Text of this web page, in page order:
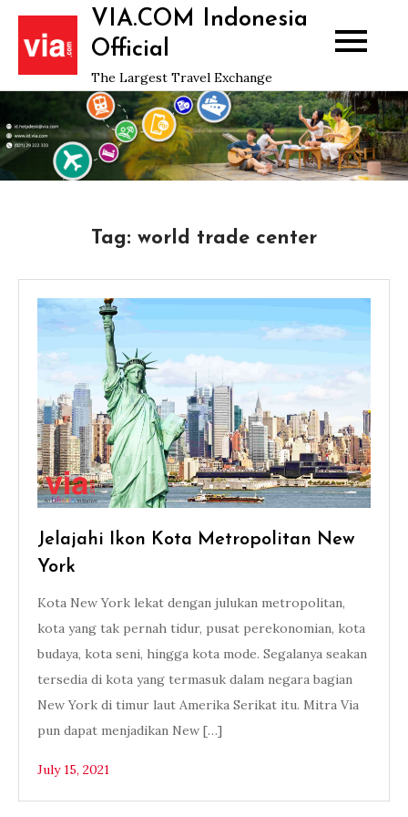
Skip
content
VIA.COM Indonesia
Official
The Largest Travel Exchange
Tag: world trade center
Jelajahi Ikon Kota Metropolitan New
York
Kota New York lekat dengan julukan metropolitan,
kota yang tak pernah tidur, pusat perekonomian, kota
budaya, kota seni, hingga kota mode. Segalanya seakan
tersedia di kota yang termasuk dalam negara bagian
New York di timur laut Amerika Serikat itu. Mitra Via
pun dapat menjadikan New […]
July 15, 2021